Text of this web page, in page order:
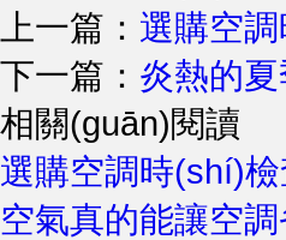
上一篇： 選購空
下一篇： 炎熱的
相關(guān)閱讀
選購空調時(shí)
空氣真的能讓空